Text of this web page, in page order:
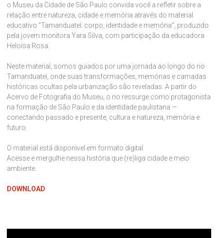
o Museu da Cidade de São Paulo convida você a refletir sobre a
relação entre natureza, cidade e memória através do material
educativo “Tamanduateí: corpo, identidade e memória”, produzido
pela jovem monitora Yara Silva, com participação da educadora
Heloísa Rosa.
Neste material, somos guiados por uma jornada ao longo do rio
Tamanduateí, onde suas transformações, memórias e camadas
históricas ocultas pela urbanização são reveladas. A partir do
Acervo de Fotografia do Museu, o rio ressurge como protagonista
na formação de São Paulo e da identidade paulistana —
conectando passado e presente, cultura e natureza, memória e
futuro.
O material está disponível em formato digital.
Acesse e mergulhe nessa história que (re)liga cidade e meio
ambiente.
DOWNLOAD